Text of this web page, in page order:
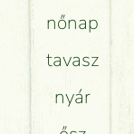
nőnap
tavasz
nyár